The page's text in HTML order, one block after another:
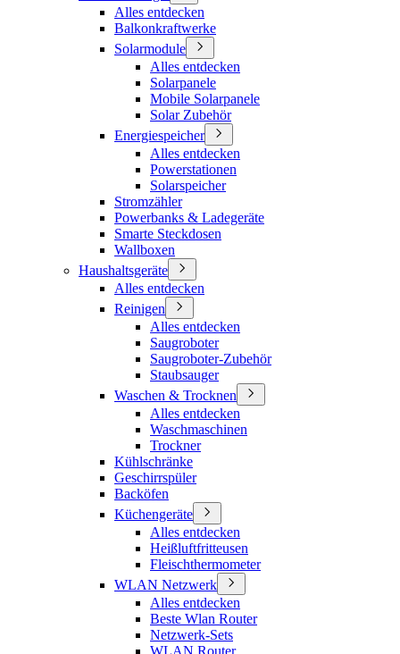
Alles entdecken
Balkonkraftwerke
Solarmodule
Alles entdecken
Solarpanele
Mobile Solarpanele
Solar Zubehör
Energiespeicher
Alles entdecken
Powerstationen
Solarspeicher
Stromzähler
Powerbanks & Ladegeräte
Smarte Steckdosen
Wallboxen
Haushaltsgeräte
Alles entdecken
Reinigen
Alles entdecken
Saugroboter
Saugroboter-Zubehör
Staubsauger
Waschen & Trocknen
Alles entdecken
Waschmaschinen
Trockner
Kühlschränke
Geschirrspüler
Backöfen
Küchengeräte
Alles entdecken
Heißluftfritteusen
Fleischthermometer
WLAN Netzwerk
Alles entdecken
Beste Wlan Router
Netzwerk-Sets
WLAN Router